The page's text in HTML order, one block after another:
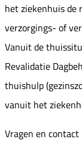
het ziekenhuis de
verzorgings- of
Vanuit de
Revalidatie
thuishulp
vanuit het
Vragen en contact